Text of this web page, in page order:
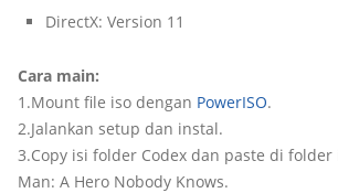
DirectX: Version 11
Cara main:
1.Mount file iso dengan PowerISO.
2.Jalankan setup dan instal.
3.Copy isi folder Codex dan paste di folder
Man: A Hero Nobody Knows.